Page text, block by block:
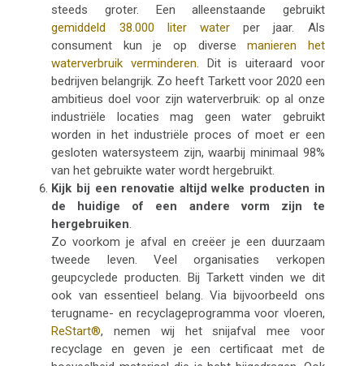
steeds groter. Een alleenstaande gebruikt
gemiddeld 38.000 liter water per jaar. Als
consument kun je op diversemanieren het
waterverbruik verminderen. Dit is uiteraard voor
bedrijven belangrijk. Zo heeft Tarkett voor 2020 een
ambitieus doel voor zijn waterverbruik: op al onze
industriële locaties mag geen water gebruikt
worden in het industriële proces of moet er een
gesloten watersysteem zijn, waarbij minimaal 98%
van het gebruikte water wordt hergebruikt.
Kijk bij een renovatie altijd welke producten in
de huidige of een andere vorm zijn te
hergebruiken.
Zo voorkom je afval en creëer je een duurzaam
tweede leven. Veel organisaties verkopen
geupcyclede producten. Bij Tarkett vinden we dit
ook van essentieel belang. Via bijvoorbeeld ons
terugname- en recyclageprogramma voor vloeren,
ReStart®, nemen wij het snijafval mee voor
recyclage en geven je een certificaat met de